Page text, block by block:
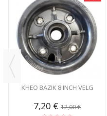
KHEO BAZIK 8 INCH VELG
7,20 € 12,00 €